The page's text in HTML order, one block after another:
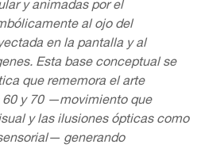
y animadas por el
al ojo del
en la pantalla y al
Esta base conceptual se
que rememora el arte
y 70 —movimiento que
y las ilusiones ópticas como
generando